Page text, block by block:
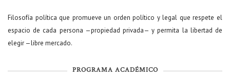
Filosofía política que promueve un orden político y legal que respete el
espacio de cada persona —propiedad privada— y permita la libertad de
elegir —libre mercado.
PROGRAMA ACADÉMICO